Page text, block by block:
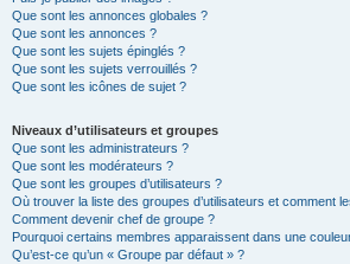
Que sont les annonces globales ?
Que sont les annonces ?
Que sont les sujets épinglés ?
Que sont les sujets verrouillés ?
Que sont les icônes de sujet ?
Niveaux d’utilisateurs et groupes
Que sont les administrateurs ?
Que sont les modérateurs ?
Que sont les groupes d’utilisateurs ?
Où trouver la liste des groupes d’utilisateurs et comment
Comment devenir chef de groupe ?
Pourquoi certains membres apparaissent dans une
Qu’est-ce qu’un « Groupe par défaut » ?